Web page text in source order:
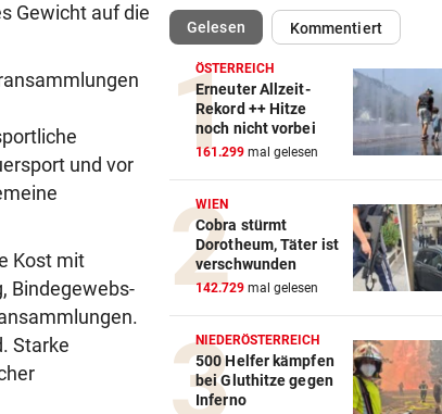
Gewicht auf die
und vor
Kost mit
Bindegewebs-
Starke
NACH WANDERUNG
22-Jährige erlitt auf
Schwächeanfall
AFLE TOP-SPIEL: vor
LIVE: Vienna Vikings treffen
Wroclav Panthers
NACH ABSCHIED AUS RIED vor
Sieg! Erfolgreiches Debüt
Senft in Karlsruhe
ALLES WAR KLAR, DANN
Überraschende Gründe:
Drama um Ilzer-Ass!
Gelesen(ausgewählt)Kommentiert
ÖSTERREICH
Erneuter Allzeit-
Rekord ++ Hitze
noch nicht vorbei
161.299 mal gelesen
WIEN
Cobra stürmt
Dorotheum, Täter ist
verschwunden
142.729 mal gelesen
NIEDERÖSTERREICH
500 Helfer kämpfen
bei Gluthitze gegen
Inferno